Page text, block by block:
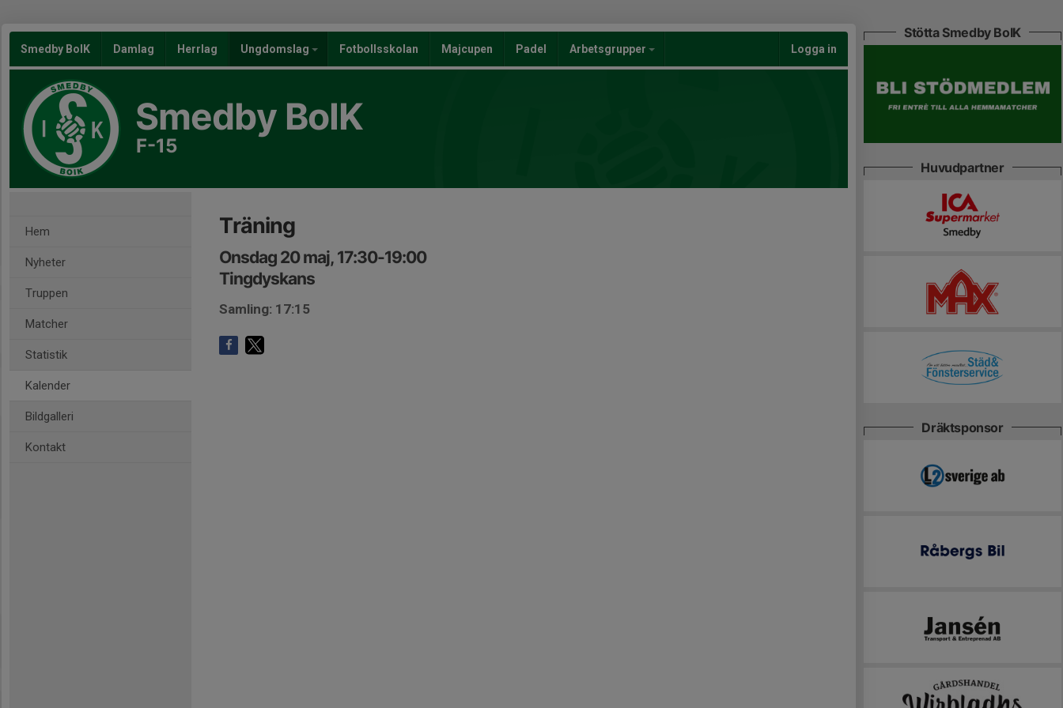
Smedby BoIK Damlag Herrlag Ungdomslag Fotbollsskolan Majcupen Padel Arbetsgrupper Logga in
Smedby BoIK
F-15
Hem
Nyheter
Truppen
Matcher
Statistik
Kalender
Bildgalleri
Kontakt
Träning
Onsdag 20 maj, 17:30-19:00
Tingdyskans
Samling: 17:15
Stötta Smedby BoIK
Huvudpartner
Dräktsponsor